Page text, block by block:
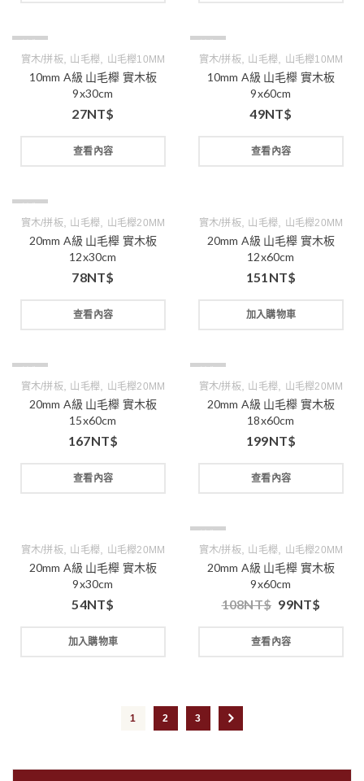
實木/拼板, 山毛櫸 山毛櫸10MM
10mm A級 山毛櫸 實木板
9x30cm
27NT$
查看內容
實木/拼板, 山毛櫸 山毛櫸10MM
10mm A級 山毛櫸 實木板
9x60cm
49NT$
查看內容
實木/拼板, 山毛櫸 山毛櫸20MM
20mm A級 山毛櫸 實木板
12x30cm
78NT$
查看內容
實木/拼板, 山毛櫸 山毛櫸20MM
20mm A級 山毛櫸 實木板
12x60cm
151 NT$
加入購物車
實木/拼板, 山毛櫸 山毛櫸20MM
20mm A級 山毛櫸 實木板
15x60cm
167NT$
查看內容
實木/拼板, 山毛櫸 山毛櫸20MM
20mm A級 山毛櫸 實木板
18x60cm
199NT$
查看內容
實木/拼板, 山毛櫸 山毛櫸20MM
20mm A級 山毛櫸 實木板
9x30cm
54NT$
加入購物車
實木/拼板, 山毛櫸 山毛櫸20MM
20mm A級 山毛櫸 實木板
9x60cm
108NT$ 99NT$
查看內容
1 2 3